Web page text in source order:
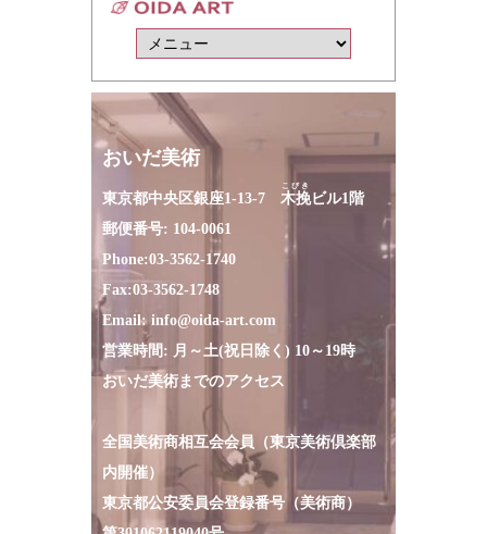
おいだ美術
東京都中央区銀座1-13-7 木挽
こびき
ビル1階
郵便番号: 104-0061
Phone:03-3562-1740
Fax:03-3562-1748
Email: info@oida-art.com
営業時間: 月～土(祝日除く) 10～19時
おいだ美術までのアクセス
全国美術商相互会会員（東京美術倶楽部
内開催）
東京都公安委員会登録番号（美術商）